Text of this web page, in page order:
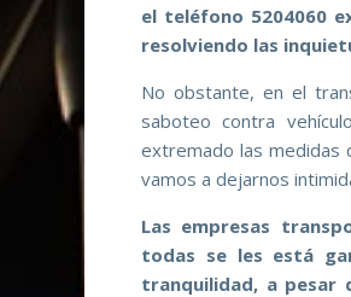
el teléfono 5204060
resolviendo las
No obstante, en el
saboteo contra
extremado las medidas
vamos a dejarnos
Las empresas
todas se les está
tranquilidad, a pesar